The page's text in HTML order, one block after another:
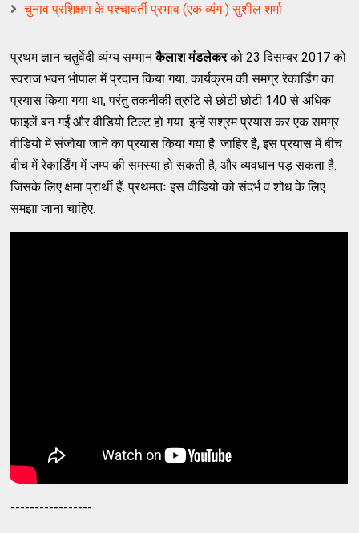
चुनाव प्रशिक्षण के पश्चावर्ती प्रभाव (एक व्यंग ) सुशील शर्मा
प्रथम ज्ञान चतुर्वेदी व्यंग्य सम्मानकैलाश मंडलेकरको 23 दिसम्बर 2017 को
स्वराज भवन भोपाल में प्रदान किया गया. कार्यक्रम की समग्र रेकार्डिंग का
प्रयास किया गया था, परंतु तकनीकी त्रुटि से छोटी छोटी 140 से अधिक
फाइलें बन गईं और वीडियो टिल्ट हो गया. इन्हें सश्रम प्रयास कर एक समग्र
वीडियो में संजोया जाने का प्रयास किया गया है. जाहिर है, इस प्रयास में बीच
बीच में रेकार्डिंग में जम्प की समस्या हो सकती है, और व्यवधान पड़ सकता है.
जिसके लिए क्षमा प्रार्थी हैं. प्रथमतः इस वीडियो को संदर्भ व शोध के लिए
समझा जाना चाहिए.
-----------------